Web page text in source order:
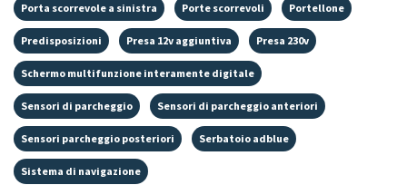
Porta scorrevole a sinistra Porte scorrevoli Portellone
Predisposizioni Presa 12v aggiuntiva Presa 230v
Schermo multifunzione interamente digitale
Sensori di parcheggio Sensori di parcheggio anteriori
Sensori parcheggio posteriori Serbatoio adblue
Sistema di navigazione